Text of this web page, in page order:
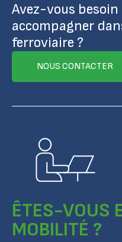
Avez-vous
accompagner
ferroviaire ?
NOUS CONTACTER
ÊTES-VOUS
MOBILITÉ ?